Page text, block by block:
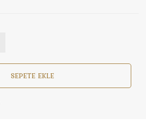
SEPETE EKLE